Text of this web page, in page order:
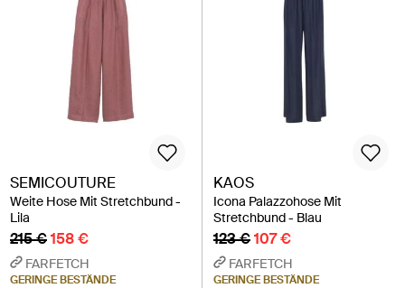
SEMICOUTURE
Weite Hose Mit Stretchbund -
Lila
215 €158 €
FARFETCH
GERINGE BESTÄNDE
KAOS
Icona Palazzohose Mit
Stretchbund - Blau
123 €107 €
FARFETCH
GERINGE BESTÄNDE